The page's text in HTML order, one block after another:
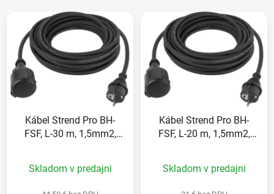
d
u
s
p
Kábel Strend Pro BH-
FSF, L-30 m, 1,5mm2,
Skladom v predajni
Kábel Strend Pro BH-
FSF, L-20 m, 1,5mm2,
Skladom v predajni